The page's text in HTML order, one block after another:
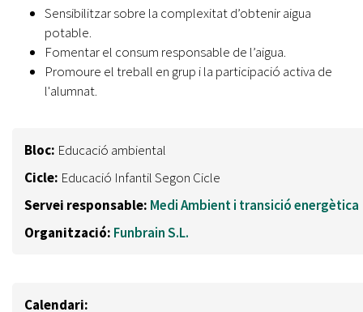
Sensibilitzar sobre la complexitat d’obtenir aigua
potable.
Fomentar el consum responsable de l’aigua.
Promoure el treball en grup i la participació activa de
l'alumnat.
Bloc: Educació ambiental
Cicle: Educació Infantil Segon Cicle
Servei responsable: Medi Ambient i transició energètica
Organització: Funbrain S.L.
Calendari: